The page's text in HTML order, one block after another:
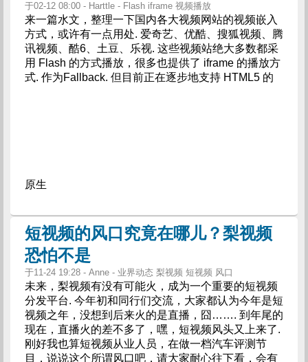
于02-12 08:00 - Harttle - Flash iframe 视频播放
来一篇水文，整理一下国内各大视频网站的视频嵌入
方式，或许有一点用处. 爱奇艺、优酷、搜狐视频、腾
讯视频、酷6、土豆、乐视. 这些视频站绝大多数都采
用 Flash 的方式播放，很多也提供了 iframe 的播放方
式. 作为Fallback. 但目前正在逐步地支持 HTML5 的
原生
短视频的风口究竟在哪儿？梨视频
恐怕不是
于11-24 19:28 - Anne - 业界动态 梨视频 短视频 风口
未来，梨视频有没有可能火，成为一个重要的短视频
分发平台. 今年初和同行们交流，大家都认为今年是短
视频之年，没想到后来火的是直播，囧……. 到年尾的
现在，直播火的差不多了，嘿，短视频风头又上来了.
刚好我也算短视频从业人员，在做一档汽车评测节
目，说说这个所谓风口吧，请大家耐心往下看，会有